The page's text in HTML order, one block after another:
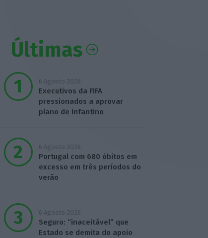
Últimas
6 Agosto 2026
Executivos da FIFA
pressionados a aprovar
plano de Infantino
6 Agosto 2026
Portugal com 680 óbitos em
excesso em três períodos do
verão
6 Agosto 2026
Seguro: “inaceitável” que
Estado se demita do apoio